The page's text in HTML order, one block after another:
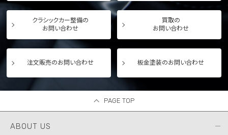
クラシックカー整備の
お問い合わせ
買取の
お問い合わせ
注文販売のお問い合わせ 板金塗装のお問い合わせ
PAGE TOP
ABOUT US